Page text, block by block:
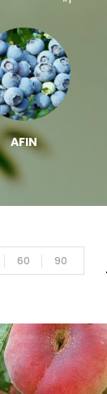
AFIN
60 90